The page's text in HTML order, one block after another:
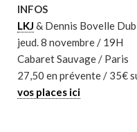
INFOS
LKJ & Dennis Bovelle
jeud. 8 novembre / 19H
Cabaret Sauvage / Paris
27,50 en prévente / 35€
vos places ici